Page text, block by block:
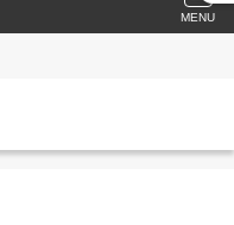
MENU